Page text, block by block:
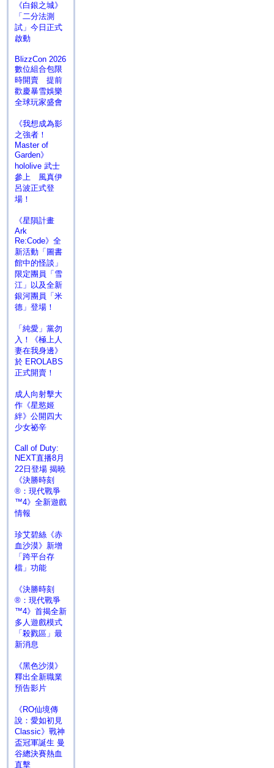
《白銀之城》
「二分法測
試」今日正式
啟動
BlizzCon 2026
數位組合包限
時開賣 提前
歡慶暴雪娛樂
全球玩家盛會
《我想成為影
之強者！
Master of
Garden》
hololive 武士
參上 風真伊
呂波正式登
場！
《星隕計畫
Ark
Re:Code》全
新活動「圖書
館中的怪談」
限定團員「雪
江」以及全新
銀河團員「米
德」登場！
「純愛」黨勿
入！《極上人
妻在我身邊》
於 EROLABS
正式開賣！
成人向射擊大
作《星慾姬
絆》公開四大
少女祕辛
Call of Duty:
NEXT直播8月
22日登場 揭曉
《決勝時刻
®：現代戰爭
™4》全新遊戲
情報
珍艾碧絲《赤
血沙漠》新增
「跨平台存
檔」功能
《決勝時刻
®：現代戰爭
™4》首揭全新
多人遊戲模式
「殺戮區」最
新消息
《黑色沙漠》
釋出全新職業
預告影片
《RO仙境傳
說：愛如初見
Classic》戰神
盃冠軍誕生 曼
谷總決賽熱血
直擊